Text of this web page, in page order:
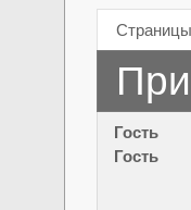
Гость
Гость